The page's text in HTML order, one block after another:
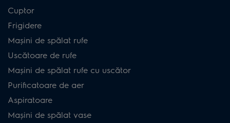
Cuptor
Frigidere
Mașini de spălat rufe
Uscătoare de rufe
Mașini de spălat rufe cu uscător
Purificatoare de aer
Aspiratoare
Mașini de spălat vase